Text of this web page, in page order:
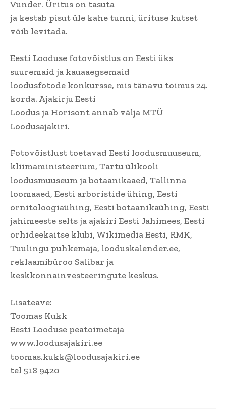
Vunder. Üritus on tasuta
ja kestab pisut üle kahe tunni, ürituse kutset
võib levitada.
Eesti Looduse fotovõistlus on Eesti üks
suuremaid ja kauaaegsemaid
loodusfotode konkursse, mis tänavu toimus 24.
korda. Ajakirju Eesti
Loodus ja Horisont annab välja MTÜ
Loodusajakiri.
Fotovõistlust toetavad Eesti loodusmuuseum,
kliimaministeerium, Tartu ülikooli
loodusmuuseum ja botaanikaaed, Tallinna
loomaaed, Eesti arboristide ühing, Eesti
ornitoloogiaühing, Eesti botaanikaühing, Eesti
jahimeeste selts ja ajakiri Eesti Jahimees, Eesti
orhideekaitse klubi, Wikimedia Eesti, RMK,
Tuulingu puhkemaja, looduskalender.ee,
reklaamibüroo Salibar ja
keskkonnainvesteeringute keskus.
Lisateave:
Toomas Kukk
Eesti Looduse peatoimetaja
www.loodusajakiri.ee
toomas.kukk@loodusajakiri.ee
tel 518 9420